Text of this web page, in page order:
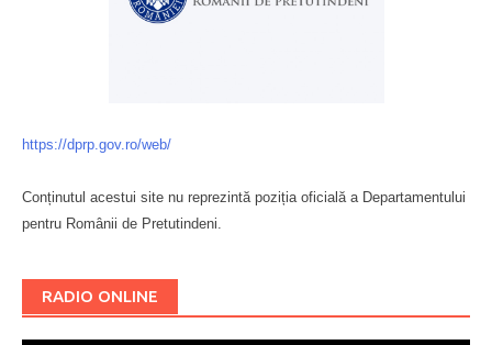
https://dprp.gov.ro/web/
Conținutul acestui site nu reprezintă poziția oficială a Departamentului
pentru Românii de Pretutindeni.
RADIO ONLINE